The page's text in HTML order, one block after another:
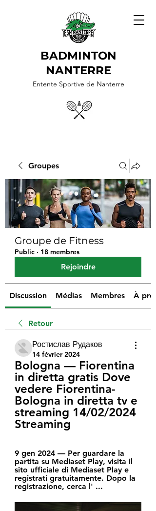
BADMINTON
NANTERRE
Entente Sportive de Nanterre
Groupes
Groupe de Fitness
Public · 18 membres
Rejoindre
Discussion Médias Membres À
Retour
Ростислав Рудаков
14 février 2024
Bologna — Fiorentina
in diretta gratis Dove
vedere Fiorentina-
Bologna in diretta tv e
streaming 14/02/2024
Streaming
9 gen 2024 — Per guardare la
partita su Mediaset Play, visita il
sito ufficiale di Mediaset Play e
registrati gratuitamente. Dopo la
registrazione, cerca l' ...